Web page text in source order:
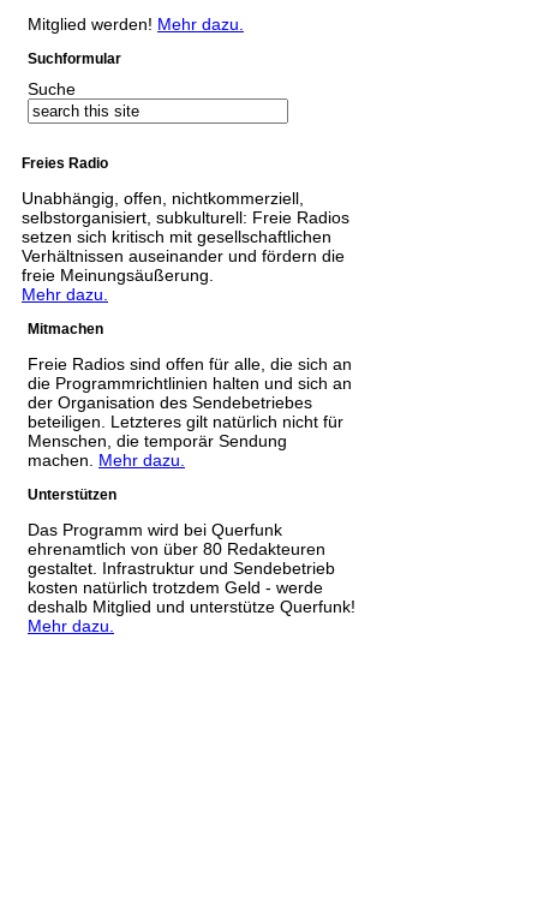
Mitglied werden! Mehr dazu.
Suchformular
Suche
Freies Radio
Unabhängig, offen, nichtkommerziell,
selbstorganisiert, subkulturell: Freie Radios
setzen sich kritisch mit gesellschaftlichen
Verhältnissen auseinander und fördern die
freie Meinungsäußerung.
Mehr dazu.
Mitmachen
Freie Radios sind offen für alle, die sich an
die Programmrichtlinien halten und sich an
der Organisation des Sendebetriebes
beteiligen. Letzteres gilt natürlich nicht für
Menschen, die temporär Sendung
machen. Mehr dazu.
Unterstützen
Das Programm wird bei Querfunk
ehrenamtlich von über 80 Redakteuren
gestaltet. Infrastruktur und Sendebetrieb
kosten natürlich trotzdem Geld - werde
deshalb Mitglied und unterstütze Querfunk!
Mehr dazu.